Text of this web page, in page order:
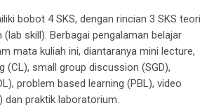
bobot4SKS, dengan rincian3 SKS teori
(lab skill). Berbagai pengalaman belajar
mata kuliah ini, diantaranyamini lecture,
(CL), small group discussion (SGD),
, problem based learning (PBL),video
dan praktik laboratorium.